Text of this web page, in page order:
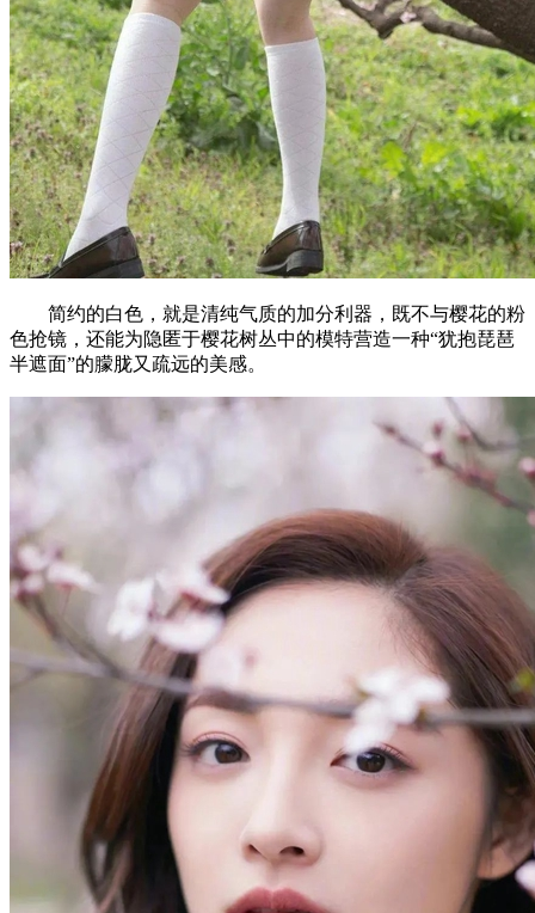
简约的白色，就是清纯气质的加分利器，既不与樱花的粉
色抢镜，还能为隐匿于樱花树丛中的模特营造一种“犹抱琵琶
半遮面”的朦胧又疏远的美感。